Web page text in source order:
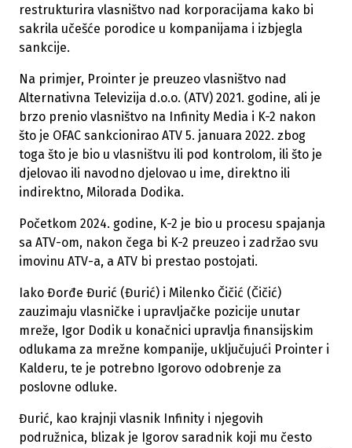
restrukturira vlasništvo nad korporacijama kako bi
sakrila učešće porodice u kompanijama i izbjegla
sankcije.
Na primjer, Prointer je preuzeo vlasništvo nad
Alternativna Televizija d.o.o. (ATV) 2021. godine, ali je
brzo prenio vlasništvo na Infinity Media i K-2 nakon
što je OFAC sankcionirao ATV 5. januara 2022. zbog
toga što je bio u vlasništvu ili pod kontrolom, ili što je
djelovao ili navodno djelovao u ime, direktno ili
indirektno, Milorada Dodika.
Početkom 2024. godine, K-2 je bio u procesu spajanja
sa ATV-om, nakon čega bi K-2 preuzeo i zadržao svu
imovinu ATV-a, a ATV bi prestao postojati.
Iako Đorđe Đurić (Đurić) i Milenko Čičić (Čičić)
zauzimaju vlasničke i upravljačke pozicije unutar
mreže, Igor Dodik u konačnici upravlja finansijskim
odlukama za mrežne kompanije, uključujući Prointer i
Kalderu, te je potrebno Igorovo odobrenje za
poslovne odluke.
Đurić, kao krajnji vlasnik Infinity i njegovih
podružnica, blizak je Igorov saradnik koji mu često